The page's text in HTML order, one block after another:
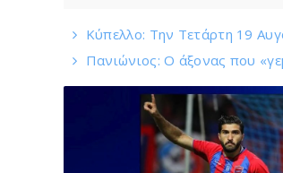
Κύπελλο: Την Τετάρτη 19
Πανιώνιος: O άξονας που